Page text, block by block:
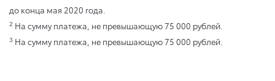
до конца мая 2020 года.
2 На сумму платежа, не превышающую 75 000 рублей.
3 На сумму платежа, не превышающую 75 000 рублей.